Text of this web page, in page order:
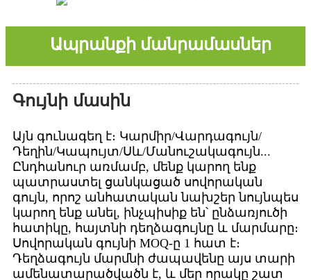
Ապրանքի մանրամասներ
Գույնի մասին
Այն գունագեղ է։ Կարմիր/Վարդագույն/
Դեղին/Կապույտ/Սև/Մանուշակագույն...
Ընդհանուր առմամբ, մենք կարող ենք
պատրաստել ցանկացած սովորական
գույն, որոշ անհատական ​​նախշեր նույնպես
կարող ենք անել, ինչպիսիք են՝ ընձառյուծի
հատիկը, հայտնի դեղձագույնը և մարմարը։
Սովորական գույնի MOQ-ը 1 հատ է։
Դեղձագույն մարմնի ժապավենը այս տարի
ամենատարածվածն է, և մեր որակը շատ